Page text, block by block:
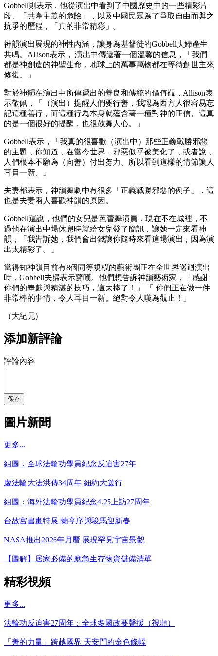
Gobbell則表示，他從演出中看到了中國歷史中的一些精彩片
段、「共產主義的危險」，以及中國民眾為了爭取自由而與之
抗爭的歷程，「真的非常精彩」。
神韻演出展現的神性內涵，讓身為基督徒的Gobbell夫婦產生
共鳴。Allison表示， 演出中傳遞著一個溫馨的信息，「我們
都是神創造的神聖生命，地球上的萬事萬物都在等待創世主來
修復。」
對於神韻在演出中所傳遞出的善良和傳統的價值觀，Allison表
示敬佩，「（演出）提醒人們要行善，我認為西方人很容易忘
記這種善行，而這種行為本身就蘊含著一種對神的正信。這真
的是一個很好的提醒，也很鼓舞人心。」
Gobbell表示，「我真的很喜歡（演出中）那些正義戰勝邪惡
的主題，你知道，在當今世界，邪惡似乎被美化了，或者說，
人們根本不願為（向善）付出努力。所以看到這樣的情節讓人
耳目一新。」
夫妻都表示，神韻舞劇中有很多「正義戰勝邪惡的例子」，這
也是夫妻兩人喜歡神韻的原因。
Gobbell還說，他們的女兒是芭蕾舞演員，現在不在城裡，不
過他在演出中場休息時就給女兒發了簡訊，讓她一定來看神
韻，「我告訴她，我們會出錢讓你隨時來看這場演出，因為演
出太精彩了。」
當得知神韻目前有8個同等規模的藝術團正在全世界巡迴演出
時，Gobbell夫婦表示驚嘆。他們想告訴神韻藝術家，「感謝
你們的奉獻與精湛的技巧，這太棒了！」 「 你們正在做一件
非常棒的事情，令人耳目一新。絕對令人嘆為觀止！」
（大紀元）
添加新評論
評論內容
保存
圖片新聞
更多...
組圖：全球法輪功學員紀念反迫害27年
慶法輪大法洪傳34周年 紐約大遊行
組圖：海外法輪功學員紀念4.25上訪27周年
台故宮書畫特展 蘭亭序與駿馬迎新春
NASA推出2026年月曆 展現罕見宇宙景觀
【圖解】居家必備的應急生存物資儲備清單
精彩視頻
更多...
法輪功反迫害27周年：全球多國政要聲援（視頻）
「善的力量」跨越國界 天安門的金色條幅